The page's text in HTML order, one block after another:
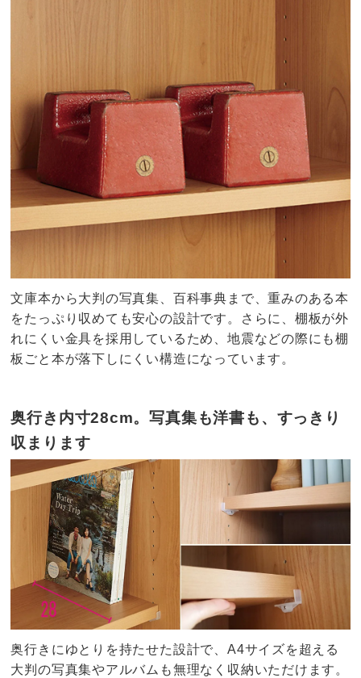
文庫本から大判の写真集、百科事典まで、重みのある本
をたっぷり収めても安心の設計です。さらに、棚板が外
れにくい金具を採用しているため、地震などの際にも棚
板ごと本が落下しにくい構造になっています。
奥行き内寸28cm。写真集も洋書も、すっきり
収まります
奥行きにゆとりを持たせた設計で、A4サイズを超える
大判の写真集やアルバムも無理なく収納いただけます。